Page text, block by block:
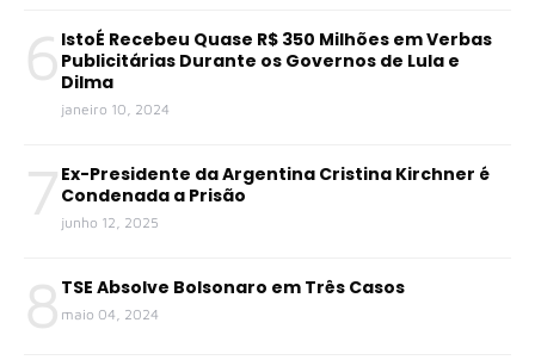
6 IstoÉ Recebeu Quase R$ 350 Milhões em Verbas
Publicitárias Durante os Governos de Lula e
Dilma
janeiro 10, 2024
7 Ex-Presidente da Argentina Cristina Kirchner é
Condenada a Prisão
junho 12, 2025
8 TSE Absolve Bolsonaro em Três Casos
maio 04, 2024